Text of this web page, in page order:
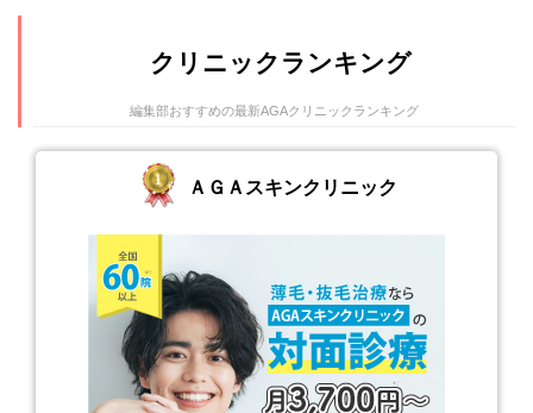
クリニックランキング
編集部おすすめの最新AGAクリニックランキング
ＡＧＡスキンクリニック